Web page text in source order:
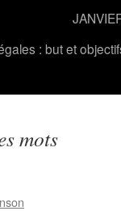
: but et
mots